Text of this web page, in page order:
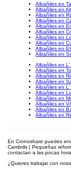
Albañiles en
Albañiles en
Albañiles en
Albañiles en
Albañiles en
Albañiles en
Albañiles en
Albañiles en
Albañiles en
Albañiles en
Albañiles en
Albañiles en
Albañiles en
Albañiles en
Albañiles en L'
Albañiles en
Albañiles en
Albañiles en
Albañiles en
Albañiles en
En Cronoshare puedes
Cambrils | Pequeñas
contactan a las pocas
¿Quieres trabajar con